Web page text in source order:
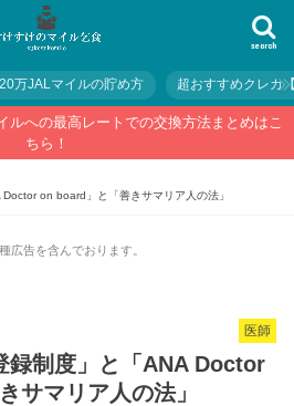
search
20万JALマイルの貯め方 超おすすめクレカ
ルへの最高レートでの交換方法まとめはこ
ちら！
on board」と「善きサマリア人の法」
広告を含んでおります。
医師
録制度」と「ANA Doctor
サマリア人の法」